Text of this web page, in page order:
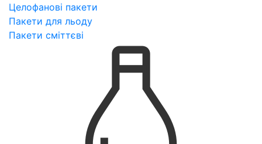
Целофанові пакети
Пакети для льоду
Пакети сміттєві